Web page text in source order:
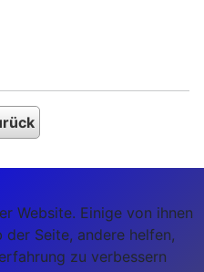
Website. Einige von ihnen
Seite, andere helfen,
zu verbessern